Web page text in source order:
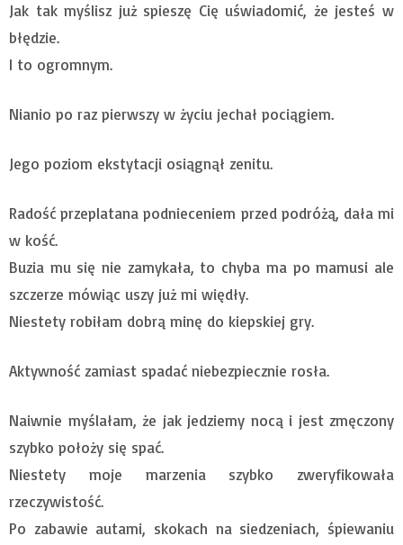
Jak tak myślisz już spieszę Cię uświadomić, że jesteś w
błędzie.
I to ogromnym.
Nianio po raz pierwszy w życiu jechał pociągiem.
Jego poziom ekstytacji osiągnął zenitu.
Radość przeplatana podnieceniem przed podróżą, dała mi
w kość.
Buzia mu się nie zamykała, to chyba ma po mamusi ale
szczerze mówiąc uszy już mi więdły.
Niestety robiłam dobrą minę do kiepskiej gry.
Aktywność zamiast spadać niebezpiecznie rosła.
Naiwnie myślałam, że jak jedziemy nocą i jest zmęczony
szybko położy się spać.
Niestety moje marzenia szybko zweryfikowała
rzeczywistość.
Po zabawie autami, skokach na siedzeniach, śpiewaniu